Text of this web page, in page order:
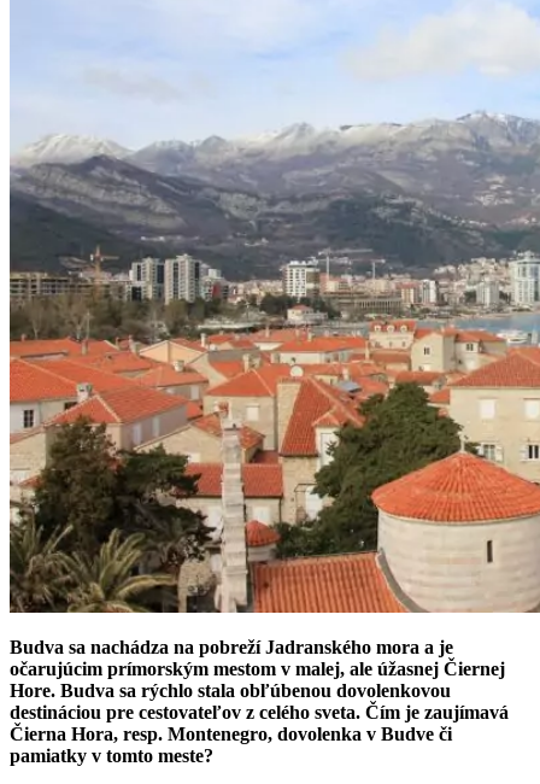
Budva sa nachádza na pobreží Jadranského mora a je
očarujúcim prímorským mestom v malej, ale úžasnej Čiernej
Hore. Budva sa rýchlo stala obľúbenou dovolenkovou
destináciou pre cestovateľov z celého sveta. Čím je zaujímavá
Čierna Hora, resp. Montenegro, dovolenka v Budve či
pamiatky v tomto meste?